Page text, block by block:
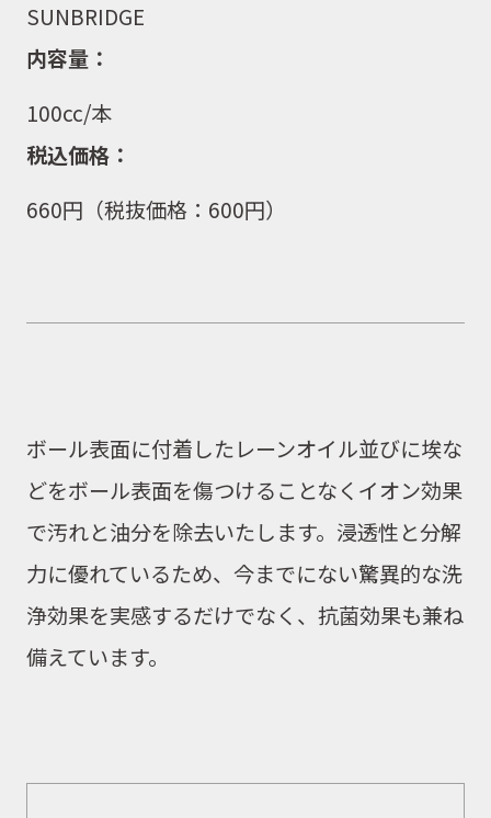
SUNBRIDGE
内容量：
100cc/本
税込価格：
660円 （税抜価格：600円）
ボール表面に付着したレーンオイル並びに埃な
どをボール表面を傷つけることなくイオン効果
で汚れと油分を除去いたします。浸透性と分解
力に優れているため、今までにない驚異的な洗
浄効果を実感するだけでなく、抗菌効果も兼ね
備えています。